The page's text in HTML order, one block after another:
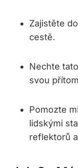
Zajistěte
cestě.
Nechte
svou
Pomozte
lidskými
reflektorů